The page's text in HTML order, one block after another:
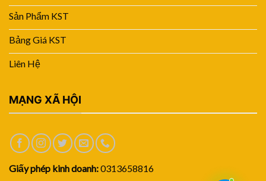
Sản Phẩm KST
Bảng Giá KST
Liên Hệ
MẠNG XÃ HỘI
Giấy phép kinh doanh:0313658816